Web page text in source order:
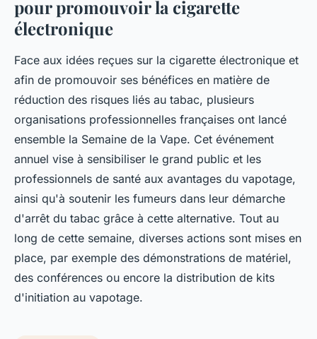
pour promouvoir la cigarette
électronique
Face aux idées reçues sur la cigarette électronique et
afin de promouvoir ses bénéfices en matière de
réduction des risques liés au tabac, plusieurs
organisations professionnelles françaises ont lancé
ensemble la Semaine de la Vape. Cet événement
annuel vise à sensibiliser le grand public et les
professionnels de santé aux avantages du vapotage,
ainsi qu'à soutenir les fumeurs dans leur démarche
d'arrêt du tabac grâce à cette alternative. Tout au
long de cette semaine, diverses actions sont mises en
place, par exemple des démonstrations de matériel,
des conférences ou encore la distribution de kits
d'initiation au vapotage.